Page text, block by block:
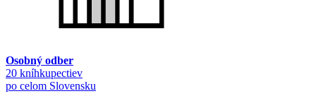
Osobný odber
20 kníhkupectiev
po celom Slovensku